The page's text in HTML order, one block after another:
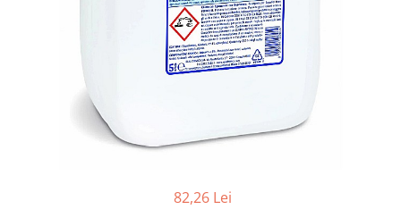
Solutie de intretinere textile
Solutii de scos pete
Tablete & Capsule
82,26 Lei